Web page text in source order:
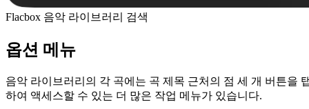
Flacbox 음악 라이브러리 검색
옵션 메뉴
음악 라이브러리의 각 곡에는 곡 제목 근처의 점 세 개 버튼을
하여 액세스할 수 있는 더 많은 작업 메뉴가 있습니다.